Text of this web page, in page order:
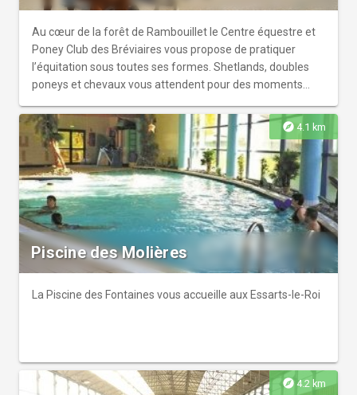
Au cœur de la forêt de Rambouillet le Centre équestre et
Poney Club des Bréviaires vous propose de pratiquer
l’équitation sous toutes ses formes. Shetlands, doubles
poneys et chevaux vous attendent pour des moments
explore 4.1 km
Piscine des Molières
La Piscine des Fontaines vous accueille aux Essarts-le-Roi
explore 4.2 km